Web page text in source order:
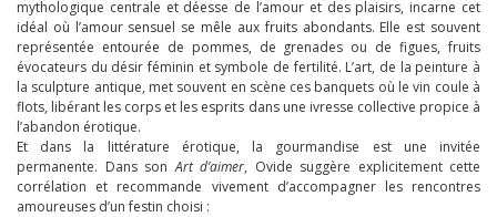
mythologique centrale et déesse de l’amour et des plaisirs, incarne cet
idéal où l’amour sensuel se mêle aux fruits abondants. Elle est souvent
représentée entourée de pommes, de grenades ou de figues, fruits
évocateurs du désir féminin et symbole de fertilité. L’art, de la peinture à
la sculpture antique, met souvent en scène ces banquets où le vin coule à
flots, libérant les corps et les esprits dans une ivresse collective propice à
l’abandon érotique.
Et dans la littérature érotique, la gourmandise est une invitée
permanente. Dans sonArt d’aimer, Ovide suggère explicitement cette
corrélation et recommande vivement d’accompagner les rencontres
amoureuses d’un festin choisi :